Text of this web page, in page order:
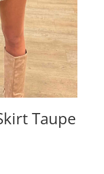
Taupe